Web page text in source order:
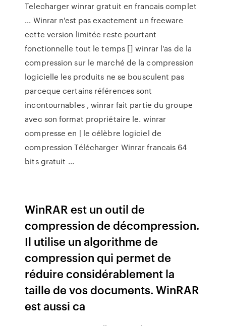
Telecharger winrar gratuit en francais complet
... Winrar n'est pas exactement un freeware
cette version limitée reste pourtant
fonctionnelle tout le temps [] winrar l'as de la
compression sur le marché de la compression
logicielle les produits ne se bousculent pas
parceque certains références sont
incontournables , winrar fait partie du groupe
avec son format propriétaire le. winrar
compresse en | le célèbre logiciel de
compression Télécharger Winrar francais 64
bits gratuit ...
WinRAR est un outil de
compression de décompression.
Il utilise un algorithme de
compression qui permet de
réduire considérablement la
taille de vos documents. WinRAR
est aussi ca